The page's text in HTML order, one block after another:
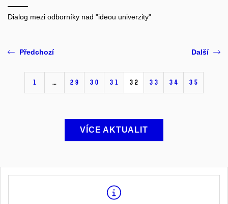
Dialog mezi odborníky nad "ideou univerzity"
Předchozí
1 … 29 30 31 32 33 34 35
Další
VÍCE AKTUALIT